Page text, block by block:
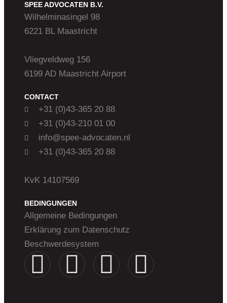
SPEE ADVOCATEN B.V.
Wilhelminasingel 98
6221 BL Maastricht
Vliegveldweg 156
6199 AD Maastricht Airport
CONTACT
+31 (0)43-365 20 88
+31 (0)43-210 01 00
info@spee-advocaten.nl
+31 (0)43-365 20 88
KvK 14107569
BEDINGUNGEN
Allgemeine Bedingungen
Erklärung zum Datenschutz
Beschwerdesystem